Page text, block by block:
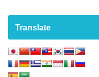
Translate